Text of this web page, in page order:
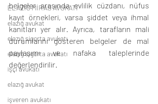
ELAZIĞ MİRAS AVUKATI
elazığ avukat
elazığ sigorta avukatı
elazığ sigorta avukatı
işçi avukatı
elazığ avukat
işveren avukatı
belgeler arasında evlilik cüzdanı, nüfus
kayıt örnekleri, varsa şiddet veya ihmal
kanıtları yer alır. Ayrıca, tarafların mali
durumlarını gösteren belgeler de mal
paylaşımı ve nafaka taleplerinde
değerlendirilir.